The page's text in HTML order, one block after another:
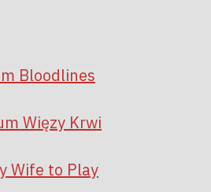
Bloodlines
Więzy Krwi
Wife to Play